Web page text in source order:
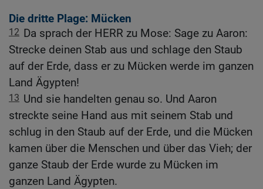
Die dritte Plage: Mücken
12 Da sprach der HERR zu Mose: Sage zu Aaron:
Strecke deinen Stab aus und schlage den Staub
auf der Erde, dass er zu Mücken werde im ganzen
Land Ägypten!
13 Und sie handelten genau so. Und Aaron
streckte seine Hand aus mit seinem Stab und
schlug in den Staub auf der Erde, und die Mücken
kamen über die Menschen und über das Vieh; der
ganze Staub der Erde wurde zu Mücken im
ganzen Land Ägypten.